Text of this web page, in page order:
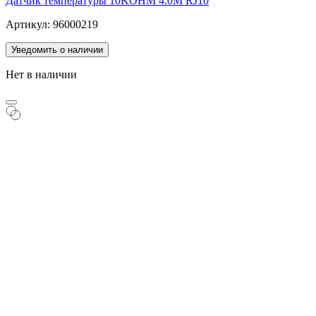
Артикул: 96000219
Уведомить о наличии
Нет в наличии